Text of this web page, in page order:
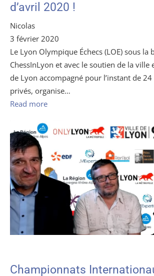
d’avril 2020 !
Nicolas
3 février 2020
Le Lyon Olympique Échecs (LOE) sous la
ChessInLyon et avec le soutien de la ville
de Lyon accompagné pour l’instant de
privés, organise…
Read more
Championnats